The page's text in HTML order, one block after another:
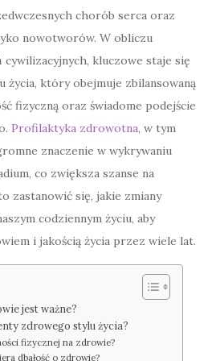
chorób serca oraz
nowotworów. W obliczu
kluczowe staje się
który obejmuje zbilansowaną
fizyczną oraz świadome podejście
Profilaktyka zdrowotna, w tym
znaczenie w wykrywaniu
co zwiększa szanse na
zastanowić się, jakie zmiany
codziennym życiu, aby
i jakością życia przez wiele lat.
jest ważne?
zdrowego stylu życia?
fizycznej na zdrowie?
dbałość o zdrowie?